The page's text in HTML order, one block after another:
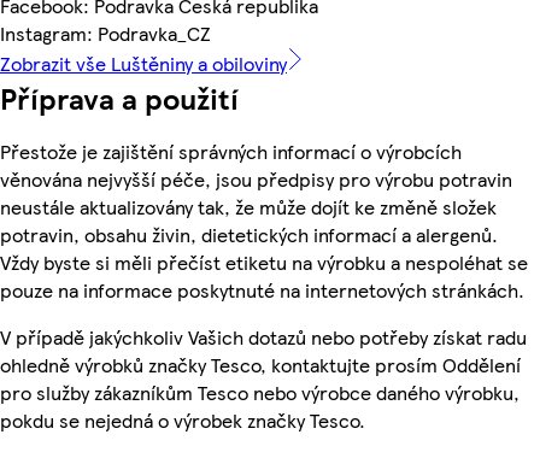
Instagram: Podravka_CZ
Zobrazit vše Luštěniny a obiloviny
Příprava a použití
Přestože je zajištění správných informací o výrobcích
věnována nejvyšší péče, jsou předpisy pro výrobu potravin
neustále aktualizovány tak, že může dojít ke změně složek
potravin, obsahu živin, dietetických informací a alergenů.
Vždy byste si měli přečíst etiketu na výrobku a nespoléhat se
pouze na informace poskytnuté na internetových stránkách.
V případě jakýchkoliv Vašich dotazů nebo potřeby získat radu
ohledně výrobků značky Tesco, kontaktujte prosím Oddělení
pro služby zákazníkům Tesco nebo výrobce daného výrobku,
pokdu se nejedná o výrobek značky Tesco.